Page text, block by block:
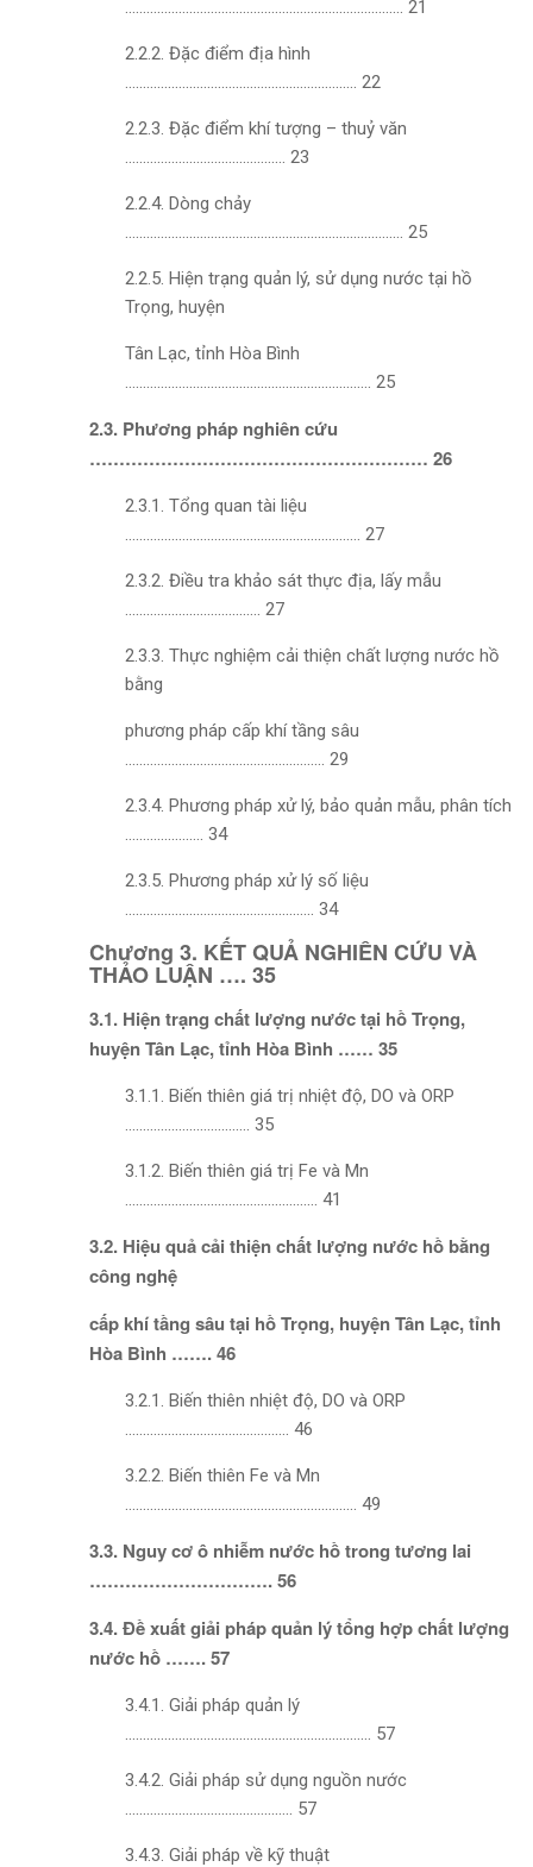
…………………………………………………………………… 21
2.2.2. Đặc điểm địa hình
……………………………………………………….. 22
2.2.3. Đặc điểm khí tượng – thuỷ văn
……………………………………… 23
2.2.4. Dòng chảy
…………………………………………………………………… 25
2.2.5. Hiện trạng quản lý, sử dụng nước tại hồ
Trọng, huyện
Tân Lạc, tỉnh Hòa Bình
…………………………………………………………… 25
2.3. Phương pháp nghiên cứu
………………………………………………… 26
2.3.1. Tổng quan tài liệu
………………………………………………………… 27
2.3.2. Điều tra khảo sát thực địa, lấy mẫu
……………………………….. 27
2.3.3. Thực nghiệm cải thiện chất lượng nước hồ
bằng
phương pháp cấp khí tầng sâu
……………………………………………….. 29
2.3.4. Phương pháp xử lý, bảo quản mẫu, phân tích
…………………. 34
2.3.5. Phương pháp xử lý số liệu
…………………………………………….. 34
Chương 3. KẾT QUẢ NGHIÊN CỨU VÀ
THẢO LUẬN …. 35
3.1. Hiện trạng chất lượng nước tại hồ Trọng,
huyện Tân Lạc, tỉnh Hòa Bình …… 35
3.1.1. Biến thiên giá trị nhiệt độ, DO và ORP
…………………………….. 35
3.1.2. Biến thiên giá trị Fe và Mn
……………………………………………… 41
3.2. Hiệu quả cải thiện chất lượng nước hồ bằng
công nghệ
cấp khí tầng sâu tại hồ Trọng, huyện Tân Lạc, tỉnh
Hòa Bình ……. 46
3.2.1. Biến thiên nhiệt độ, DO và ORP
………………………………………. 46
3.2.2. Biến thiên Fe và Mn
……………………………………………………….. 49
3.3. Nguy cơ ô nhiễm nước hồ trong tương lai
…………………………. 56
3.4. Đề xuất giải pháp quản lý tổng hợp chất lượng
nước hồ ……. 57
3.4.1. Giải pháp quản lý
…………………………………………………………… 57
3.4.2. Giải pháp sử dụng nguồn nước
……………………………………….. 57
3.4.3. Giải pháp về kỹ thuật